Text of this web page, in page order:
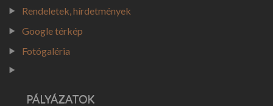
VÁLASZTÁSI ÜGYINTÉZÉS
2026. ÉVI VÁLASZTÁS
KORÁBBI VÁLASZTÁSOK (2024)
Rendeletek, hírdetmények
Google térkép
Fotógaléria
PÁLYÁZATOK